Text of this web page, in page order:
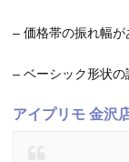
– 価格帯の振れ幅
– ベーシック形状
アイプリモ 金沢